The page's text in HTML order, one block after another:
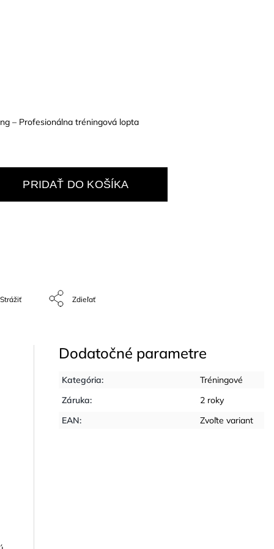
– Profesionálna tréningová lopta
PRIDAŤ DO KOŠÍKA
Strážiť Zdieľať
Dodatočné parametre
Kategória:
Tréningové
Záruka:
2 roky
EAN: Zvoľte variant